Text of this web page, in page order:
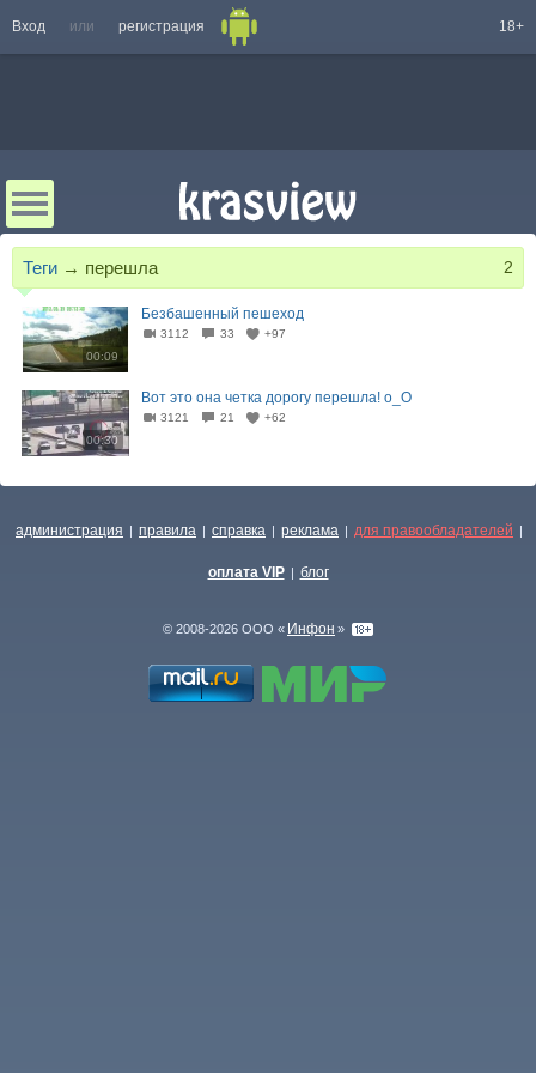
Вход или регистрация 18+
Теги → перешла 2
00:09
Безбашенный пешеход
3112 33 +97
00:30
Вот это она четка дорогу перешла! o_О
3121 21 +62
администрация | правила | справка | реклама | для правообладателей |
оплата VIP | блог
© 2008-2026 ООО « Инфон »